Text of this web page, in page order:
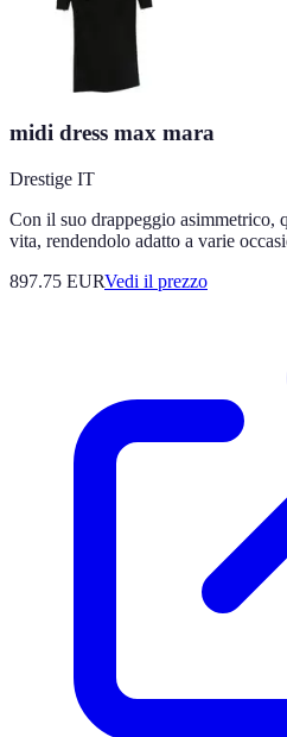
midi dress max mara
Drestige IT
Con il suo drappeggio asimmetrico,
vita, rendendolo adatto a varie
897.75 EURVedi il prezzo